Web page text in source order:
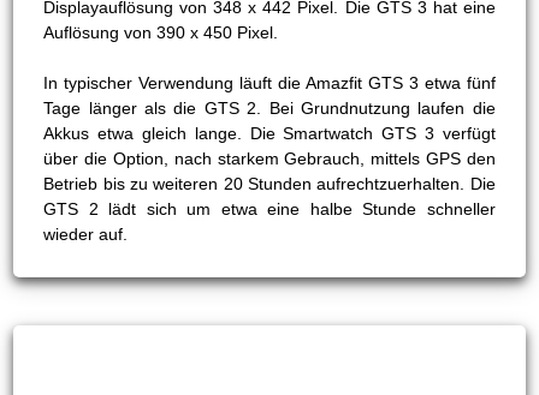
Displayauflösung von 348 x 442 Pixel. Die GTS 3 hat eine
Auflösung von 390 x 450 Pixel.
In typischer Verwendung läuft die Amazfit GTS 3 etwa fünf
Tage länger als die GTS 2. Bei Grundnutzung laufen die
Akkus etwa gleich lange. Die Smartwatch GTS 3 verfügt
über die Option, nach starkem Gebrauch, mittels GPS den
Betrieb bis zu weiteren 20 Stunden aufrechtzuerhalten. Die
GTS 2 lädt sich um etwa eine halbe Stunde schneller
wieder auf.